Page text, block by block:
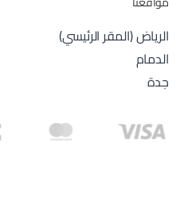
الرياض (المقر الرئيسي)
الدمام
جدة